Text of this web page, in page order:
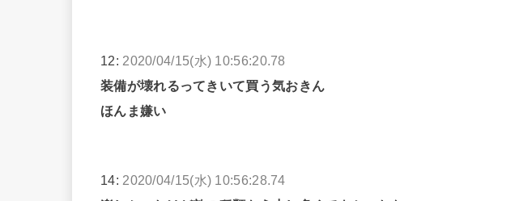
12: 2020/04/15(水) 10:56:20.78
装備が壊れるってきいて買う気おきん
ほんま嫌い
14: 2020/04/15(水) 10:56:28.74